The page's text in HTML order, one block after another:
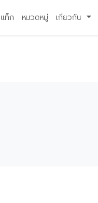
แท็ก หมวดหมู่ เกี่ยวกับ